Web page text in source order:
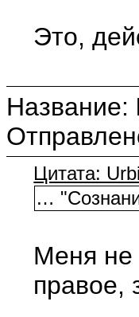
Это,
Название:
Цитата:
…
Меня не
правое,